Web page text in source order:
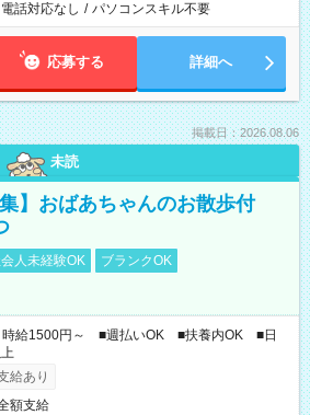
電話対応なし / パソコンスキル不要
応募する 詳細へ
掲載日：2026.08.06
未読
】おばあちゃんのお散歩付
人未経験OK
ブランクOK
時給1500円～ ■週払いOK ■扶養内OK ■日
給あり
額支給